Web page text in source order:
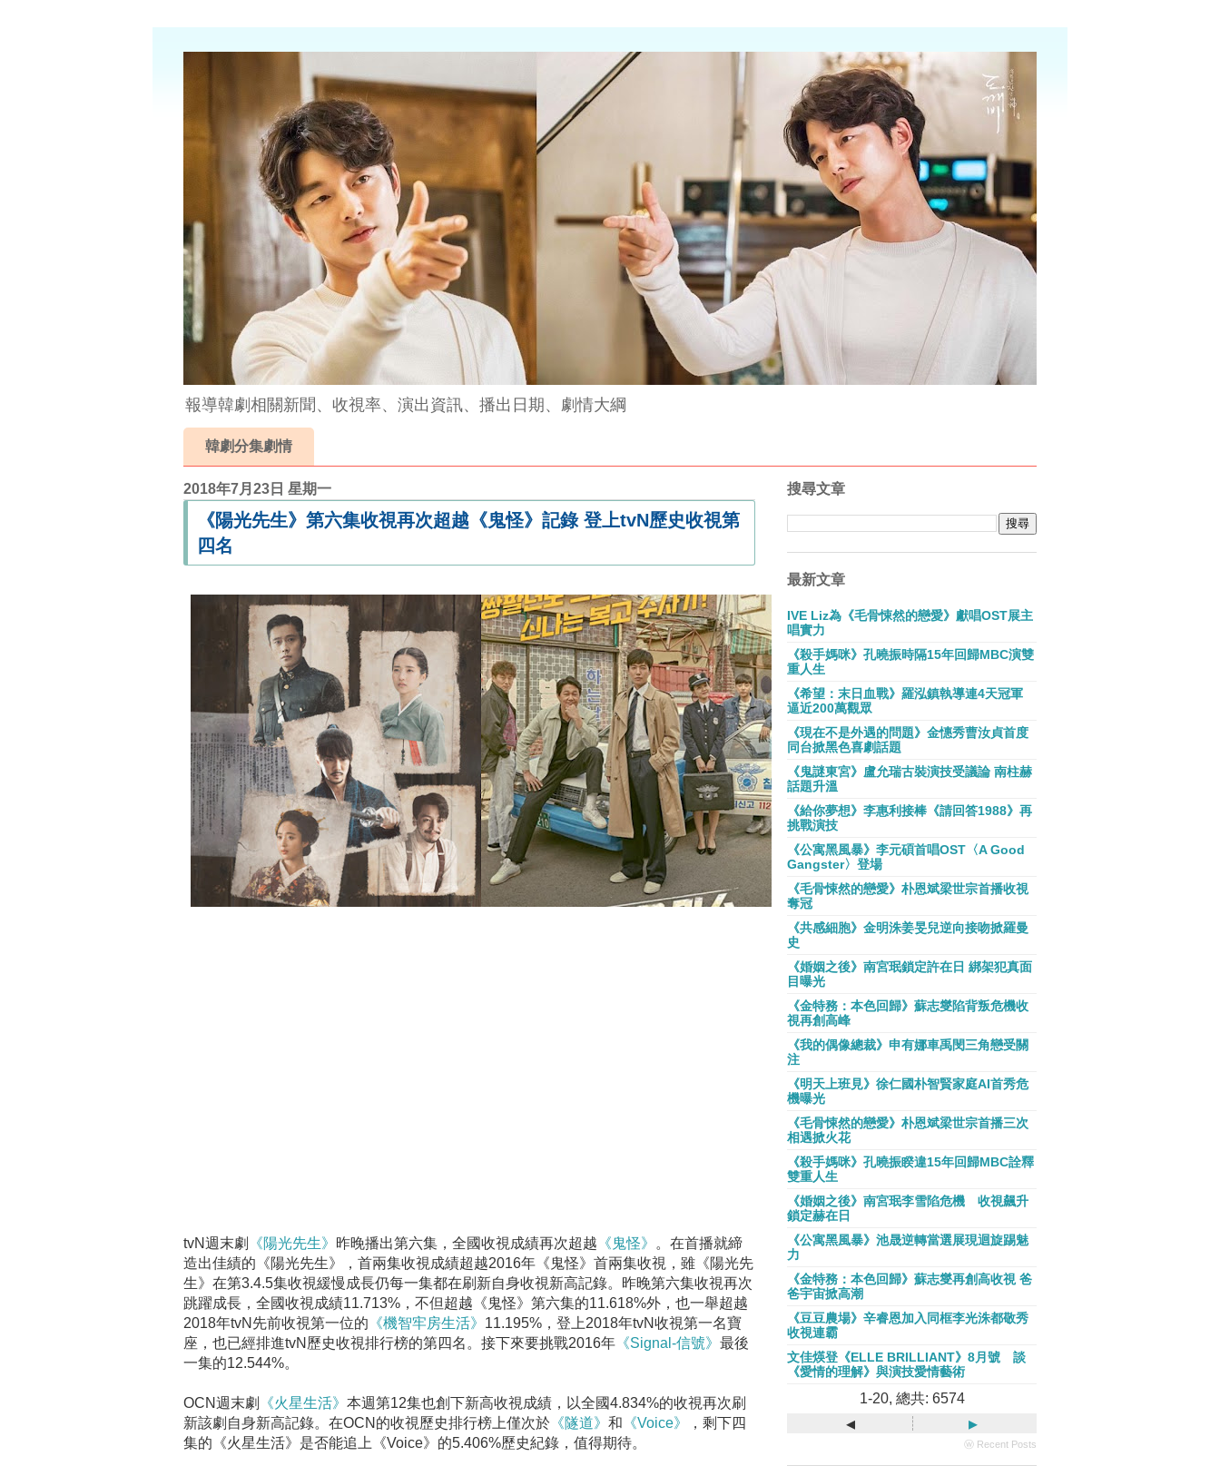
報導韓劇相關新聞、收視率、演出資訊、播出日期、劇情大綱
韓劇分集劇情
2018年7月23日 星期一
《陽光先生》第六集收視再次超越《鬼怪》記錄 登上tvN歷史收視第
四名
tvN週末劇 《陽光先生》 昨晚播出第六集，全國收視成績再次超越 《鬼怪》
。在首播就締
造出佳績的《陽光先生》，首兩集收視成績超越2016年《鬼怪》首兩集收視，雖《陽光先
生》在第3.4.5集收視緩慢成長仍每一集都在刷新自身收視新高記錄。昨晚第六集收視再次
跳躍成長，全國收視成績11.713%，不但超越《鬼怪》第六集的11.618%外，也一舉超越
2018年tvN先前收視第一位的 《機智牢房生活》 11.195%，登上2018年tvN收視第一名寶
座，也已經排進tvN歷史收視排行榜的第四名。接下來要挑戰2016年 《Signal-信號》 最後
一集的12.544%。
OCN週末劇 《火星生活》 本週第12集也創下新高收視成績，以全國4.834%的收視再次刷
新該劇自身新高記錄。在OCN的收視歷史排行榜上僅次於 《隧道》 和 《Voice》
，剩下四
集的《火星生活》是否能追上《Voice》的5.406%歷史紀錄，值得期待。
搜尋文章
最新文章
IVE Liz為《毛骨悚然的戀愛》獻唱OST展主
唱實力
《殺手媽咪》孔曉振時隔15年回歸MBC演雙
重人生
《希望：末日血戰》羅泓鎮執導連4天冠軍
逼近200萬觀眾
《現在不是外遇的問題》金憓秀曹汝貞首度
同台掀黑色喜劇話題
《鬼謎東宮》盧允瑞古裝演技受議論 南柱赫
話題升溫
《給你夢想》李惠利接棒《請回答1988》再
挑戰演技
《公寓黑風暴》李元碩首唱OST〈A Good
Gangster〉登場
《毛骨悚然的戀愛》朴恩斌梁世宗首播收視
奪冠
《共感細胞》金明洙姜旻兒逆向接吻掀羅曼
史
《婚姻之後》南宮珉鎖定許在日 綁架犯真面
目曝光
《金特務：本色回歸》蘇志燮陷背叛危機收
視再創高峰
《我的偶像總裁》申有娜車禹閔三角戀受關
注
《明天上班見》徐仁國朴智賢家庭AI首秀危
機曝光
《毛骨悚然的戀愛》朴恩斌梁世宗首播三次
相遇掀火花
《殺手媽咪》孔曉振睽違15年回歸MBC詮釋
雙重人生
《婚姻之後》南宮珉李雪陷危機 收視飆升
鎖定赫在日
《公寓黑風暴》池晟逆轉當選展現迴旋踢魅
力
《金特務：本色回歸》蘇志燮再創高收視 爸
爸宇宙掀高潮
《豆豆農場》辛睿恩加入同框李光洙都敬秀
收視連霸
文佳煐登《ELLE BRILLIANT》8月號 談
《愛情的理解》與演技愛情藝術
1-20, 總共: 6574
◂ ▸
ⓦ Recent Posts